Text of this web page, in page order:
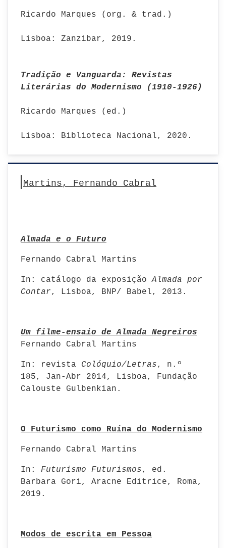
Ricardo Marques (org. & trad.)
Lisboa: Zanzibar, 2019.
Tradição e Vanguarda: Revistas
Literárias do Modernismo (1910-1926)
Ricardo Marques (ed.)
Lisboa: Biblioteca Nacional, 2020.
Martins, Fernando Cabral
Almada e o Futuro
Fernando Cabral Martins
In: catálogo da exposiçãoAlmada por
Contar, Lisboa, BNP/ Babel, 2013.
Um filme-ensaio de Almada Negreiros
Fernando Cabral Martins
In: revista Colóquio/Letras, n.º
185, Jan-Abr 2014, Lisboa, Fundação
Calouste Gulbenkian.
O Futurismo como Ruína do Modernismo
Fernando Cabral Martins
In: Futurismo Futurismos, ed.
Barbara Gori, Aracne Editrice, Roma,
2019.
Modos de escrita em Pessoa